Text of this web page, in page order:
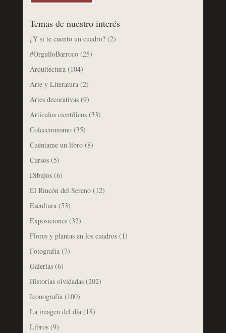
Temas de nuestro interés
¿Y si te cuento un cuadro?(2)
#OrgulloBarroco(25)
Arquitectura(104)
Arte y Literatura(2)
Artes decorativas(9)
Artículos científicos(33)
Coleccionismo(35)
Cuéntame un libro(8)
Cursos(5)
Dibujos(6)
El Rincón del Sereno(12)
Escultura(53)
Exposiciones(32)
Flores y plantas en los cuadros(1)
Fotografía(7)
Galerías(6)
Historias olvidadas(202)
Iconografía(100)
La imagen del día(18)
Libros(9)